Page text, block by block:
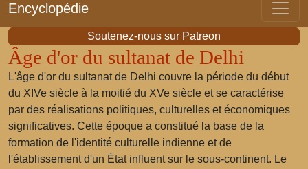
Encyclopédie
Soutenez-nous sur Patreon
Âge d'or du sultanat de Delhi
L'âge d'or du sultanat de Delhi couvre la période du début
du XIVe siècle à la moitié du XVe siècle et se caractérise
par des réalisations politiques, culturelles et économiques
significatives. Cette époque a constitué la base de la
formation de l'identité culturelle indienne et de
l'établissement d'un État influent sur le sous-continent. Le